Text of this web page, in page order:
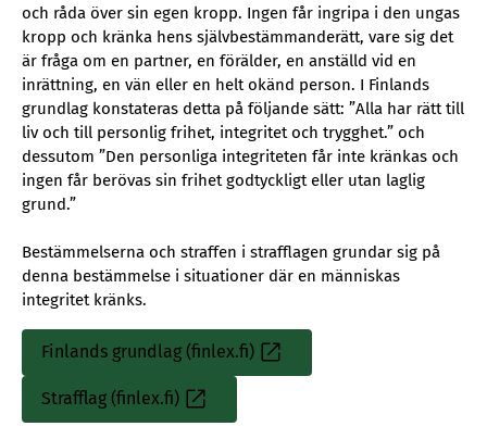
och råda över sin egen kropp. Ingen får ingripa i den ungas
kropp och kränka hens självbestämmanderätt, vare sig det
är fråga om en partner, en förälder, en anställd vid en
inrättning, en vän eller en helt okänd person. I Finlands
grundlag konstateras detta på följande sätt: ”Alla har rätt till
liv och till personlig frihet, integritet och trygghet.” och
dessutom ”Den personliga integriteten får inte kränkas och
ingen får berövas sin frihet godtyckligt eller utan laglig
grund.”
Bestämmelserna och straffen i strafflagen grundar sig på
denna bestämmelse i situationer där en människas
integritet kränks.
Finlands grundlag (finlex.fi)
Sisäinen
linkki
Strafflag (finlex.fi)
Sisäinen